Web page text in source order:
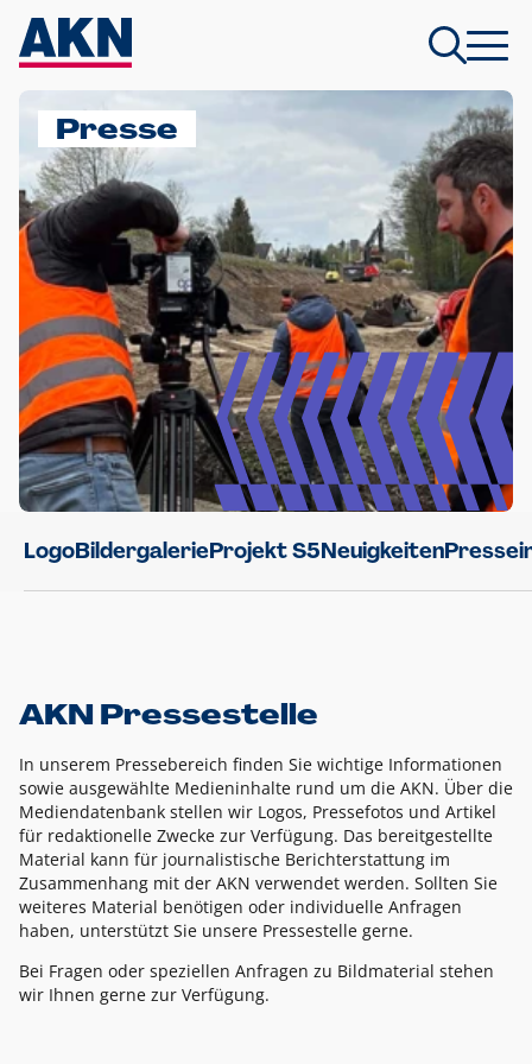
Presse
LogoBildergalerieProjekt S5Neuigkeiten
AKN Pressestelle
In unserem Pressebereich finden Sie wichtige Informationen
sowie ausgewählte Medieninhalte rund um die AKN. Über die
Mediendatenbank stellen wir Logos, Pressefotos und Artikel
für redaktionelle Zwecke zur Verfügung. Das bereitgestellte
Material kann für journalistische Berichterstattung im
Zusammenhang mit der AKN verwendet werden. Sollten Sie
weiteres Material benötigen oder individuelle Anfragen
haben, unterstützt Sie unsere Pressestelle gerne.
Bei Fragen oder speziellen Anfragen zu Bildmaterial stehen
wir Ihnen gerne zur Verfügung.